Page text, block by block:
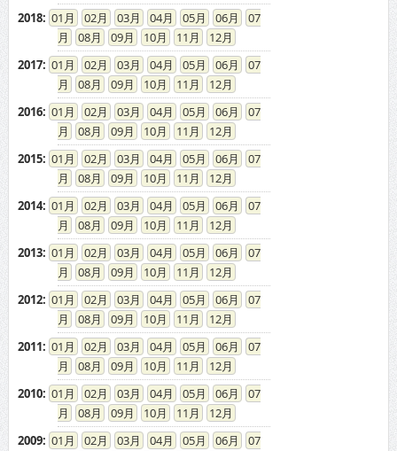
2018: 01 02 03 04 05 06
07
08
09 10 11
12
2017: 01 02 03 04 05 06
07
08
09 10 11
12
2016: 01 02 03 04 05 06
07
08
09 10 11
12
2015: 01 02 03 04 05 06
07
08
09 10 11
12
2014: 01 02 03 04 05 06
07
08
09 10 11
12
2013: 01 02 03 04 05 06
07
08
09 10 11
12
2012: 01 02 03 04 05 06
07
08
09 10 11
12
2011: 01 02 03 04 05 06
07
08
09 10 11
12
2010: 01 02 03 04 05 06
07
08
09 10 11
12
2009: 01 02 03 04 05 06
07